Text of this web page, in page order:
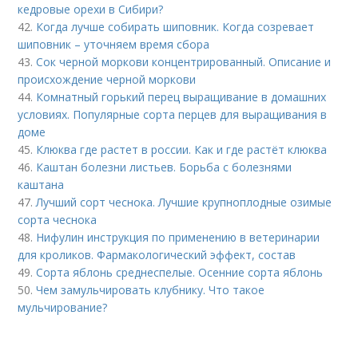
кедровые орехи в Сибири?
42. Когда лучше собирать шиповник. Когда созревает
шиповник – уточняем время сбора
43.Сок черной моркови концентрированный. Описание и
происхождение черной моркови
44. Комнатный горький перец выращивание в домашних
условиях. Популярные сорта перцев для выращивания в
доме
45. Клюква где растет в россии. Как и где растёт клюква
46. Каштан болезни листьев. Борьба с болезнями
каштана
47. Лучший сорт чеснока. Лучшие крупноплодные озимые
сорта чеснока
48. Нифулин инструкция по применению в ветеринарии
для кроликов. Фармакологический эффект, состав
49.Сорта яблонь среднеспелые. Осенние сорта яблонь
50.Чем замульчировать клубнику. Что такое
мульчирование?